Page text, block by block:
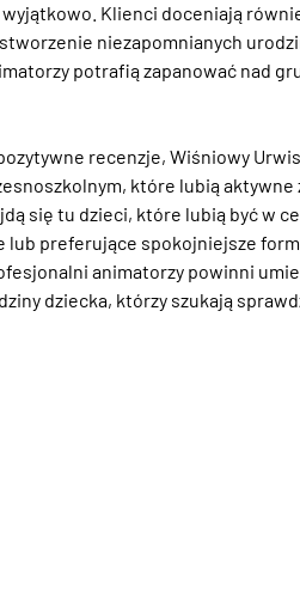
Klienci doceniają
niezapomnianych
potrafią zapanować nad
recenzje, Wiśniowy
które lubią
się tu dzieci, które lubią być w
lub preferujące spokojniejsze
animatorzy powinni
dziecka, którzy szukają